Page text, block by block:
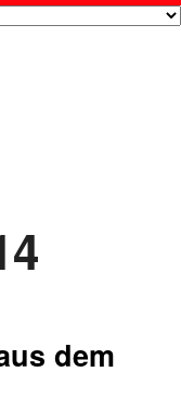
dem